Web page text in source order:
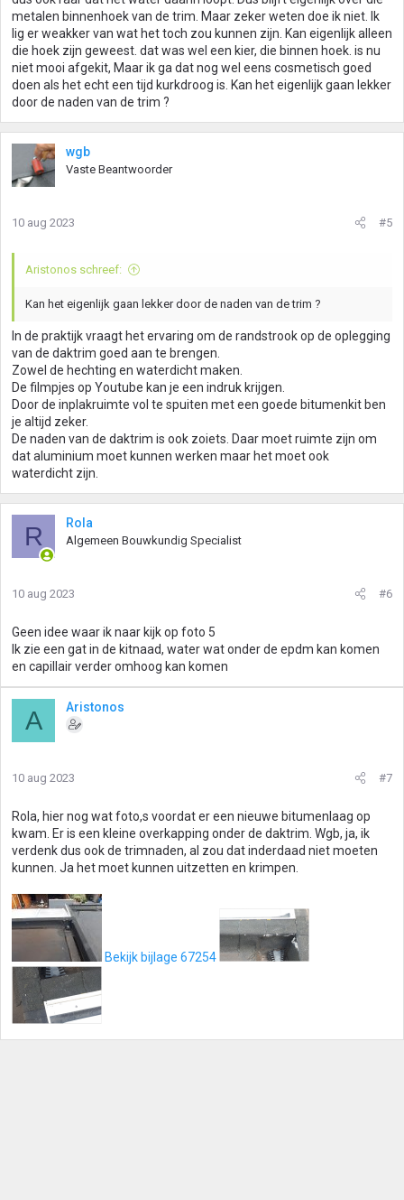
metalen binnenhoek van de trim. Maar zeker weten doe ik niet. Ik
lig er weakker van wat het toch zou kunnen zijn. Kan eigenlijk alleen
die hoek zijn geweest. dat was wel een kier, die binnen hoek. is nu
niet mooi afgekit, Maar ik ga dat nog wel eens cosmetisch goed
doen als het echt een tijd kurkdroog is. Kan het eigenlijk gaan lekker
door de naden van de trim ?
wgb
Vaste Beantwoorder
10 aug 2023 #5
Aristonos schreef:
Kan het eigenlijk gaan lekker door de naden van de trim ?
In de praktijk vraagt het ervaring om de randstrook op de oplegging
van de daktrim goed aan te brengen.
Zowel de hechting en waterdicht maken.
De filmpjes op Youtube kan je een indruk krijgen.
Door de inplakruimte vol te spuiten met een goede bitumenkit ben
je altijd zeker.
De naden van de daktrim is ook zoiets. Daar moet ruimte zijn om
dat aluminium moet kunnen werken maar het moet ook
waterdicht zijn.
R Rola
Algemeen Bouwkundig Specialist
10 aug 2023 #6
Geen idee waar ik naar kijk op foto 5
Ik zie een gat in de kitnaad, water wat onder de epdm kan komen
en capillair verder omhoog kan komen
A Aristonos
10 aug 2023 #7
Rola, hier nog wat foto,s voordat er een nieuwe bitumenlaag op
kwam. Er is een kleine overkapping onder de daktrim. Wgb, ja, ik
verdenk dus ook de trimnaden, al zou dat inderdaad niet moeten
kunnen. Ja het moet kunnen uitzetten en krimpen.
Bekijk bijlage 67254